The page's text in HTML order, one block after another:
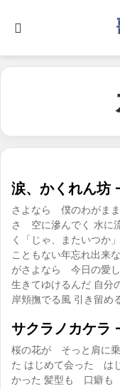
涙、かくれん坊
さよなら 僕のわがま
さ 空に滲んでく 水に
く「じゃ、またいつか
こともない年忘れ出
がさよなら 今日の愛
生きてゆけるんだ 自分
岸頬撫でる風 引き留め
サクラノカケラ
桜の花が そっと肩に
た はじめて会った は
かった 髪型も 口癖も